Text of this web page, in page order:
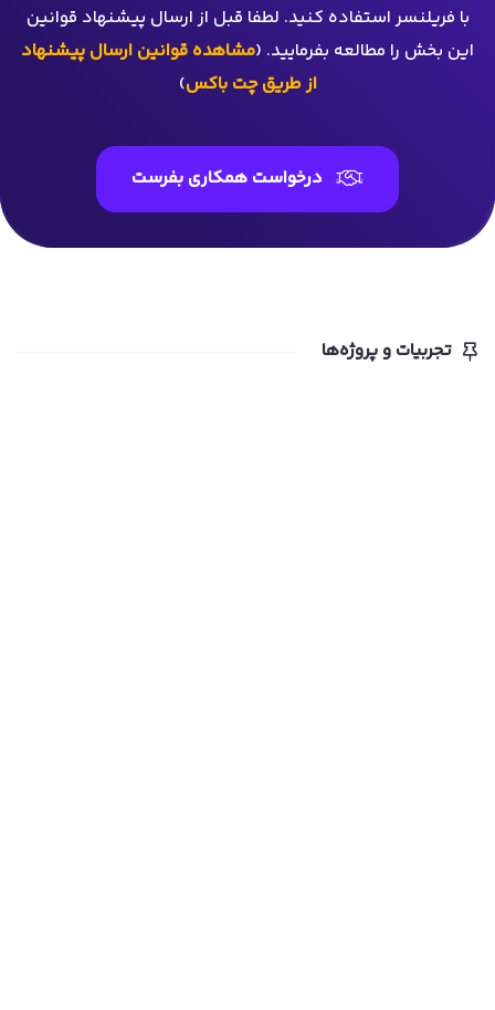
با فریلنسر استفاده کنید. لطفا قبل از ارسال پیشنهاد قوانین
این بخش را مطالعه بفرمایید. (مشاهده قوانین ارسال پیشنهاد
از طریق چت باکس)
درخواست همکاری بفرست
تجربیات و پروژه‌ها